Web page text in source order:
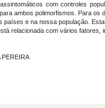
com controles
ambos polimorfismos. Para
e na nossa população.
relacionada com vários fatores,
PEREIRA